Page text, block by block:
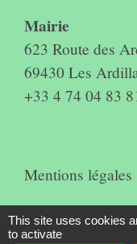
Mairie
623 Route des
69430 Les
+33 4 74 04 83
Mentions légales
Accessibilité -
This site uses cookies
to activate